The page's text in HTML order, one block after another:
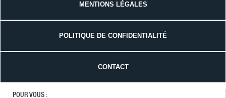
MENTIONS LÉGALES
POLITIQUE DE CONFIDENTIALITÉ
CONTACT
POUR VOUS :